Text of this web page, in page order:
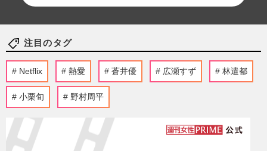
注目のタグ
Netflix 熱愛 蒼井優 広瀬すず 林遣都
小栗旬 野村周平